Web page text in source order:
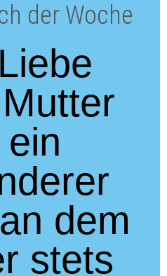
der Woche
dem
stets